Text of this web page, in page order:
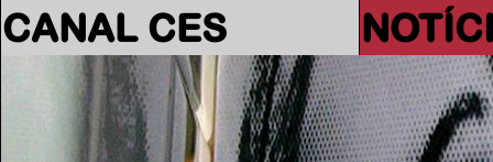
CANAL CES